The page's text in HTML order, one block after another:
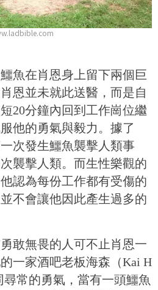
魚在肖恩身上留下兩個巨
恩並未就此送醫，而是自
20分鐘內回到工作崗位繼
他的勇氣與毅力。據了
次發生鱷魚襲擊人類事
襲擊人類。 而生性樂觀的
認為每份工作都有受傷的
不會讓他因此產生過多的
敢無畏的人可不止肖恩一
一家酒吧老板海森（Kai H
尋常的勇氣，當有一頭鱷魚